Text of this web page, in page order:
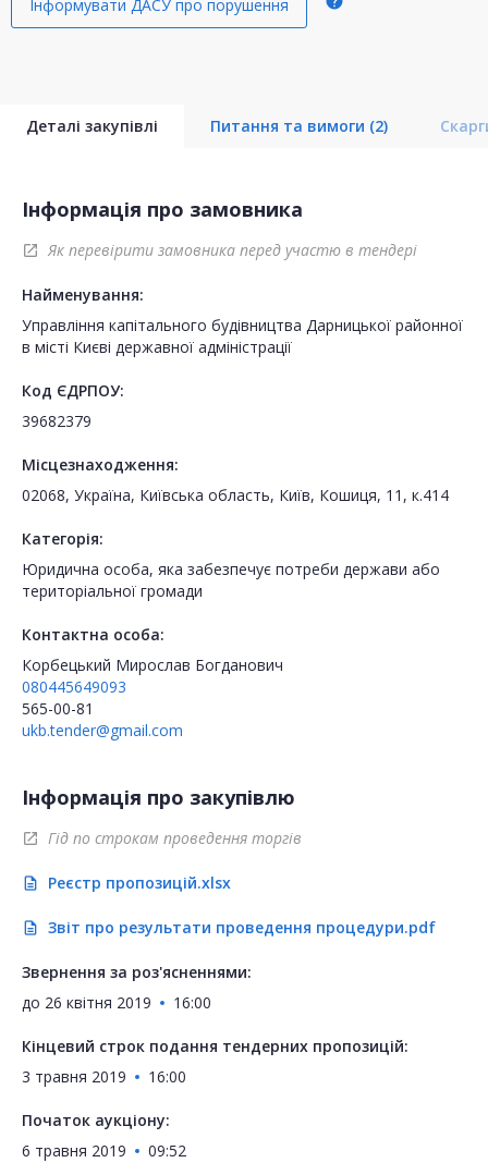
Інформувати ДАСУ про порушення
Деталі закупівлі Питання та вимоги (2)
Інформація про замовника
open_in_new Як перевірити замовника перед участю в тендері
Найменування:
Управління капітального будівництва Дарницької районної
в місті Києві державної адміністрації
Код ЄДРПОУ:
39682379
Місцезнаходження:
02068, Україна, Київська область, Київ, Кошиця, 11, к.414
Категорія:
Юридична особа, яка забезпечує потреби держави або
територіальної громади
Контактна особа:
Корбецький Мирослав Богданович
080445649093
565-00-81
ukb.tender@gmail.com
Інформація про закупівлю
open_in_new Гід по строкам проведення торгів
description Реєстр пропозицій.xlsx
description Звіт про результати проведення процедури.pdf
Звернення за роз'ясненнями:
до 26 квітня 2019 16:00
Кінцевий строк подання тендерних пропозицій:
3 травня 2019
16:00
Початок аукціону:
6 травня 2019
09:52